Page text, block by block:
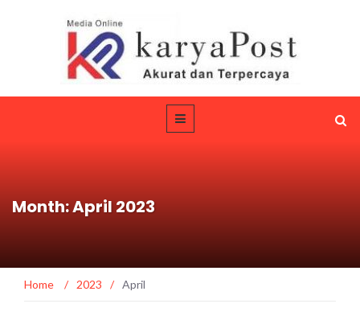
Month: April 2023
Home / 2023 / April